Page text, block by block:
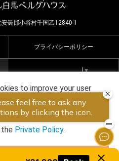
曇郡小谷村千国乙12840-1
プライバシーポリシー
Select Language ▼
BERGHAUS all rights
to improve your user
use this website, you have
For futher information,
Private Policy.